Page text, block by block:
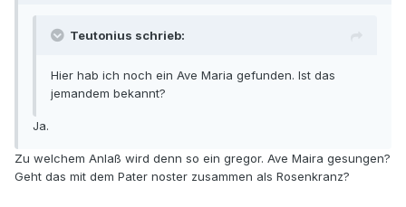
Teutonius schrieb:
Hier hab ich noch ein Ave Maria gefunden. Ist das
jemandem bekannt?
Ja.
Zu welchem Anlaß wird denn so ein gregor. Ave Maira gesungen?
Geht das mit dem Pater noster zusammen als Rosenkranz?